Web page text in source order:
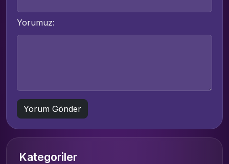
Yorumuz:
Kategoriler